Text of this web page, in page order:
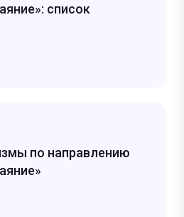
список
по направлению